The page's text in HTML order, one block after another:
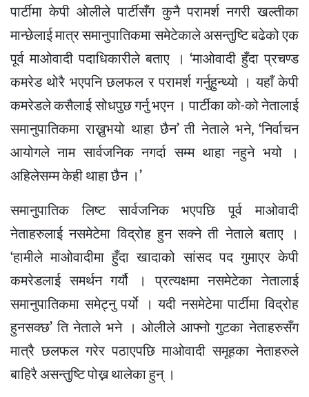
पार्टीमा केपी ओलीले पार्टीसँग कुनै परामर्श नगरी खल्तीका
मान्छेलाई मात्र समानुपातिकमा समेटेकाले असन्तुष्टि बढेको एक
पूर्व माओवादी पदाधिकारीले बताए । ‘माओवादी हुँदा प्रचण्ड
कमरेड थोरै भएपनि छलफल र परामर्श गर्नुहुन्थ्यो । यहाँ केपी
कमरेडले कसैलाई सोधपुछ गर्नु भएन । पार्टीका को-को नेतालाई
समानुपातिकमा राख्नुभयो थाहा छैन’ ती नेताले भने, ‘निर्वाचन
आयोगले नाम सार्वजनिक नगर्दा सम्म थाहा नहुने भयो ।
अहिलेसम्म केही थाहा छैन ।’
समानुपातिक लिष्ट सार्वजनिक भएपछि पूर्व माओवादी
नेताहरुलाई नसमेटेमा विद्रोह हुन सक्ने ती नेताले बताए ।
‘हामीले माओवादीमा हुँदा खादाको सांसद पद गुमाएर केपी
कमरेडलाई समर्थन गर्यौ । प्रत्यक्षमा नसमेटेका नेतालाई
समानुपातिकमा समेट्नु पर्यो । यदी नसमेटेमा पार्टीमा विद्रोह
हुनसक्छ’ ति नेताले भने । ओलीले आफ्नो गुटका नेताहरुसँग
मात्रै छलफल गरेर पठाएपछि माओवादी समूहका नेताहरुले
बाहिरै असन्तुष्टि पोख्न थालेका हुन् ।